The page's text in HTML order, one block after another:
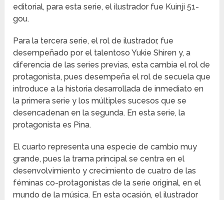
editorial, para esta serie, el ilustrador fue Kuinji 51-
gou.
Para la tercera serie, el rol de ilustrador, fue
desempeñado por el talentoso Yukie Shiren y, a
diferencia de las series previas, esta cambia el rol de
protagonista, pues desempeña el rol de secuela que
introduce a la historia desarrollada de inmediato en
la primera serie y los múltiples sucesos que se
desencadenan en la segunda. En esta serie, la
protagonista es Pina.
El cuarto representa una especie de cambio muy
grande, pues la trama principal se centra en el
desenvolvimiento y crecimiento de cuatro de las
féminas co-protagonistas de la serie original, en el
mundo de la música. En esta ocasión, el ilustrador